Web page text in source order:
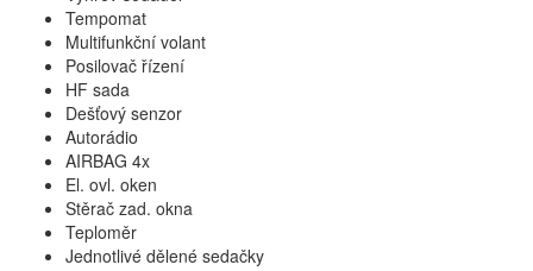
Tempomat
Multifunkční volant
Posilovač řízení
HF sada
Dešťový senzor
Autorádio
AIRBAG 4x
El. ovl. oken
Stěrač zad. okna
Teploměr
Jednotlivé dělené sedačky